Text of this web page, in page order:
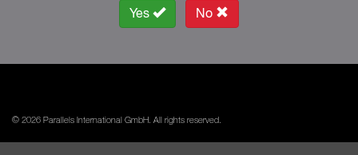
Yes No
© 2026 Parallels International GmbH. All rights reserved.